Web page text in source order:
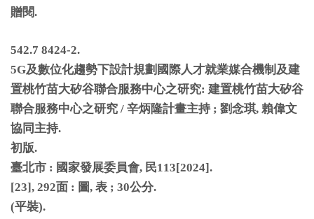
贈閱.
542.7 8424-2.
5G及數位化趨勢下設計規劃國際人才就業媒合機制及建
置桃竹苗大矽谷聯合服務中心之研究: 建置桃竹苗大矽谷
聯合服務中心之研究 / 辛炳隆計畫主持; 劉念琪, 賴偉文
協同主持.
初版.
臺北市 : 國家發展委員會, 民113[2024].
[23], 292面 : 圖, 表 ; 30公分.
(平裝).